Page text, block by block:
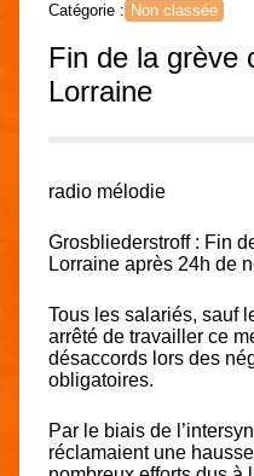
Catégorie : Non classée
Fin de la grève
Lorraine
radio mélodie
Grosbliederstroff : Fin
Lorraine après 24h de
Tous les salariés, sauf
arrêté de travailler ce
désaccords lors des
obligatoires.
Par le biais de
réclamaient une